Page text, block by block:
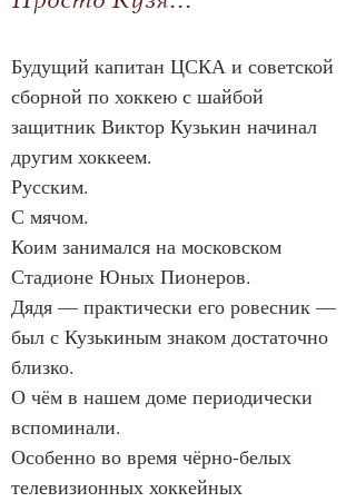
Будущий капитан ЦСКА и советской
сборной по хоккею с шайбой
защитник Виктор Кузькин начинал
другим хоккеем.
Русским.
С мячом.
Коим занимался на московском
Стадионе Юных Пионеров.
Дядя — практически его ровесник —
был с Кузькиным знаком достаточно
близко.
О чём в нашем доме периодически
вспоминали.
Особенно во время чёрно-белых
телевизионных хоккейных